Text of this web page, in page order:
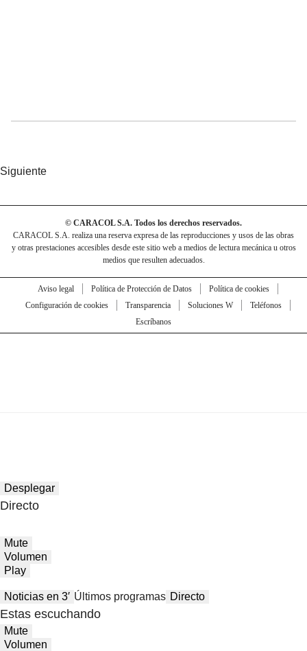
Siguiente
© CARACOL S.A. Todos los derechos reservados.
CARACOL S.A. realiza una reserva expresa de las reproducciones y usos de las obras
y otras prestaciones accesibles desde este sitio web a medios de lectura mecánica u otros
medios que resulten adecuados.
Aviso legal Política de Protección de Datos
Política de cookies
Configuración de cookies
Transparencia Soluciones W
Teléfonos
Escríbanos
Desplegar
Directo
Mute
Volumen
Play
Noticias en 3′ Últimos programas Directo
Estas escuchando
Mute
Volumen